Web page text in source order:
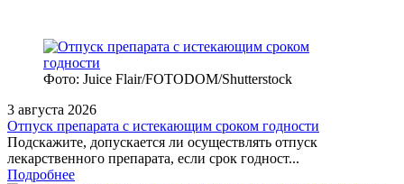
Фото: Juice Flair/FOTODOM/Shutterstoсk
3 августа 2026
Отпуск препарата с истекающим сроком годности
Подскажите, допускается ли осуществлять отпуск
лекарственного препарата, если срок годност...
Подробнее